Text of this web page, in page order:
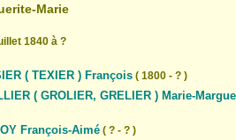
Marie
1840 à ?
( TEXIER ) François ( 1800 - ? )
( GROLIER, GRELIER ) Marie-
François-Aimé ( ? - ? )